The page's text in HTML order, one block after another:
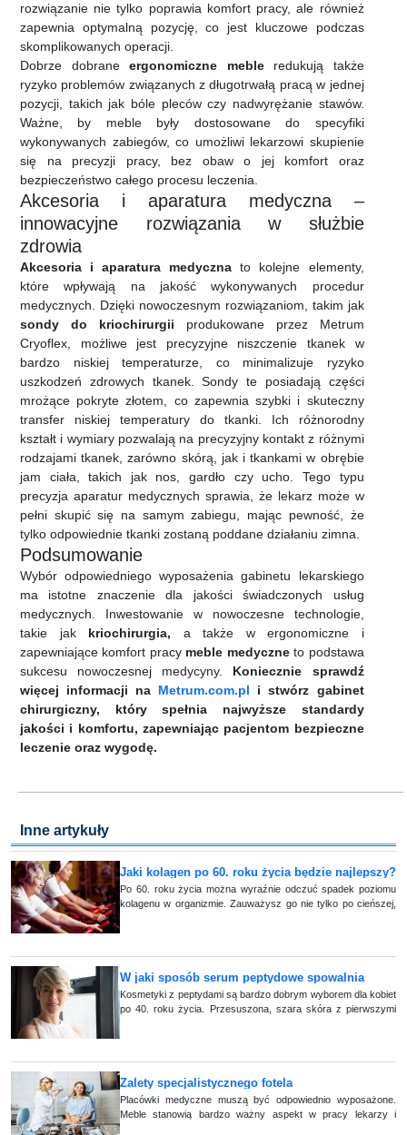
rozwiązanie nie tylko poprawia komfort pracy, ale również
zapewnia optymalną pozycję, co jest kluczowe podczas
skomplikowanych operacji.
Dobrze dobraneergonomiczne mebleredukują także
ryzyko problemów związanych z długotrwałą pracą w jednej
pozycji, takich jak bóle pleców czy nadwyrężanie stawów.
Ważne, by meble były dostosowane do specyfiki
wykonywanych zabiegów, co umożliwi lekarzowi skupienie
się na precyzji pracy, bez obaw o jej komfort oraz
bezpieczeństwo całego procesu leczenia.
Akcesoria i aparatura medyczna –
innowacyjne rozwiązania w służbie
zdrowia
Akcesoria i aparatura medycznato kolejne elementy,
które wpływają na jakość wykonywanych procedur
medycznych. Dzięki nowoczesnym rozwiązaniom, takim jak
sondy do kriochirurgii produkowane przez Metrum
Cryoflex, możliwe jest precyzyjne niszczenie tkanek w
bardzo niskiej temperaturze, co minimalizuje ryzyko
uszkodzeń zdrowych tkanek. Sondy te posiadają części
mrożące pokryte złotem, co zapewnia szybki i skuteczny
transfer niskiej temperatury do tkanki. Ich różnorodny
kształt i wymiary pozwalają na precyzyjny kontakt z różnymi
rodzajami tkanek, zarówno skórą, jak i tkankami w obrębie
jam ciała, takich jak nos, gardło czy ucho. Tego typu
precyzja aparatur medycznych sprawia, że lekarz może w
pełni skupić się na samym zabiegu, mając pewność, że
tylko odpowiednie tkanki zostaną poddane działaniu zimna.
Podsumowanie
Wybór odpowiedniego wyposażenia gabinetu lekarskiego
ma istotne znaczenie dla jakości świadczonych usług
medycznych. Inwestowanie w nowoczesne technologie,
takie jak kriochirurgia, a także w ergonomiczne i
zapewniające komfort pracy meble medyczneto podstawa
sukcesu nowoczesnej medycyny. Koniecznie sprawdź
więcej informacji na Metrum.com.pl i stwórz gabinet
chirurgiczny, który spełnia najwyższe standardy
jakości i komfortu, zapewniając pacjentom bezpieczne
leczenie oraz wygodę.
Inne artykuły
Jaki kolagen po 60. roku życia będzie najlepszy?
Po 60. roku życia można wyraźnie odczuć spadek poziomu
kolagenu w organizmie. Zauważysz go nie tylko po cieńszej,
W jaki sposób serum peptydowe spowalnia
objawy starzenia się skóry?
Kosmetyki z peptydami są bardzo dobrym wyborem dla kobiet
po 40. roku życia. Przesuszona, szara skóra z pierwszymi
Zalety specjalistycznego fotela
laryngologicznego w diagnostyce i leczeniu
schorzeń gardła i krtani
Placówki medyczne muszą być odpowiednio wyposażone.
Meble stanowią bardzo ważny aspekt w pracy lekarzy i